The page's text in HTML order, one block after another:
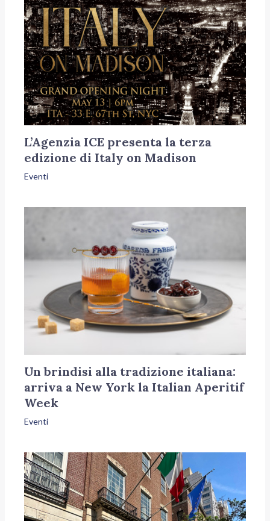
L’Agenzia ICE presenta la terza
edizione di Italy on Madison
Eventi
Un brindisi alla tradizione italiana:
arriva a New York la Italian Aperitif
Week
Eventi